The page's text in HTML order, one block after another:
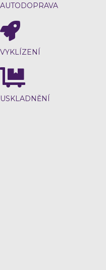
AUTODOPRAVA
VYKLÍZENÍ
USKLADNĚNÍ